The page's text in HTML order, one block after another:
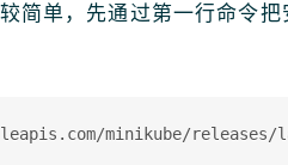
单，先通过第一行命令把
minikube/releases/